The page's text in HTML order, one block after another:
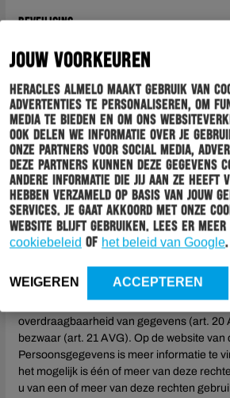
JOUW VOORKEUREN
Heracles Almelo maakt gebruik van
advertenties te personaliseren, om
media te bieden en om ons
Ook delen we informatie over je
onze partners voor social media,
Deze partners kunnen deze gegevens
andere informatie die jij aan ze heeft
hebben verzameld op basis van jouw
services. Je gaat akkoord met onze
website blijft gebruiken. Lees er meer
cookiebeleid of het beleid van Google.
WEIGEREN ACCEPTEREN
Beveiliging
Heracles Almelo is bekend met het belang
bescherming van de persoonlijke
haar supporters worden toevertrouwd.
ook diverse administratieve, technische en
om verlies, diefstal of misbruik zo veel als
voorkomen. Heracles Almelo streeft
als mogelijk na te leven.
Uw privacyrechten
Op basis van de Algemene Verordening
(hierna: “AVG”) heeft u een aantal
BVO te verzoeken om inzage (art 15 AVG)
van de verwerking van persoonsgegevens
overdraagbaarheid van gegevens (art. 20
bezwaar (art. 21 AVG). Op de website van
Persoonsgegevens is meer informatie te
het mogelijk is één of meer van deze
u van een of meer van deze rechten